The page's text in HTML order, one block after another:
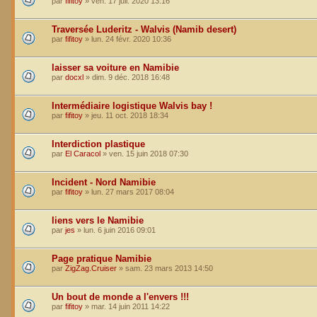
Traversée Luderitz - Walvis (Namib desert)
par fifitoy » lun. 24 févr. 2020 10:36
laisser sa voiture en Namibie
par docxl » dim. 9 déc. 2018 16:48
Intermédiaire logistique Walvis bay !
par fifitoy » jeu. 11 oct. 2018 18:34
Interdiction plastique
par El Caracol » ven. 15 juin 2018 07:30
Incident - Nord Namibie
par fifitoy » lun. 27 mars 2017 08:04
liens vers le Namibie
par jes » lun. 6 juin 2016 09:01
Page pratique Namibie
par ZigZag.Cruiser » sam. 23 mars 2013 14:50
Un bout de monde a l'envers !!!
par fifitoy » mar. 14 juin 2011 14:22